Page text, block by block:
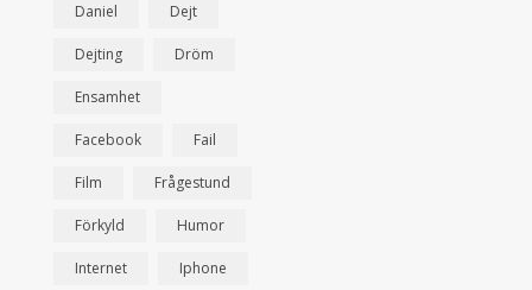
Daniel Dejt
Dejting Dröm
Ensamhet
Facebook Fail
Film Frågestund
Förkyld Humor
Internet Iphone